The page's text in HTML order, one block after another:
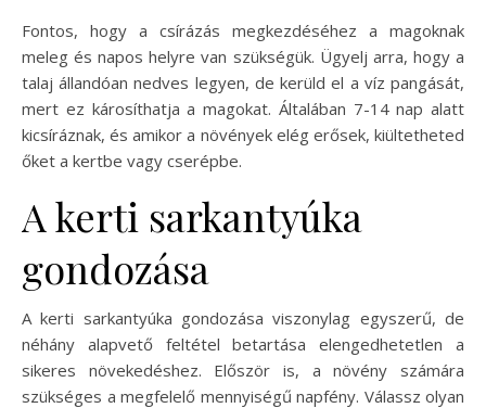
Fontos, hogy a csírázás megkezdéséhez a magoknak
meleg és napos helyre van szükségük. Ügyelj arra, hogy a
talaj állandóan nedves legyen, de kerüld el a víz pangását,
mert ez károsíthatja a magokat. Általában 7-14 nap alatt
kicsíráznak, és amikor a növények elég erősek, kiültetheted
őket a kertbe vagy cserépbe.
A kerti sarkantyúka
gondozása
A kerti sarkantyúka gondozása viszonylag egyszerű, de
néhány alapvető feltétel betartása elengedhetetlen a
sikeres növekedéshez. Először is, a növény számára
szükséges a megfelelő mennyiségű napfény. Válassz olyan